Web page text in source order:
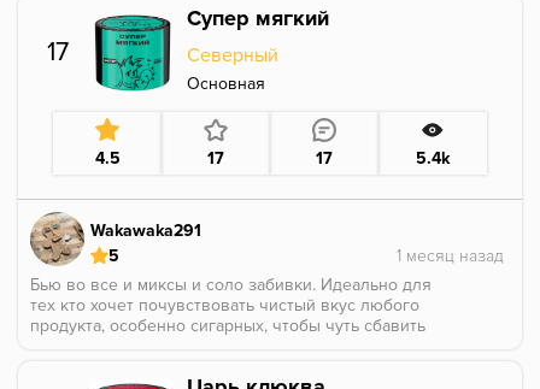
малина, которая есть на рынке.
На прокуре же, у нас сочная малина, терпко, вкусно,
мята дает легкий холодок, который как по мне
совершенно к месту, а вот абсента я уловить не
малина, но разобрать не могу.
Как итог, очень даже интересно и неплохо,
понравилось.
17
Супер мягкий
Северный
Основная
4.5 17 17 5.4k
Wakawaka291
5
Бью во все и миксы и соло забивки. Идеально для
тех кто хочет почувствовать чистый вкус любого
продукта, особенно сигарных, чтобы чуть сбавить